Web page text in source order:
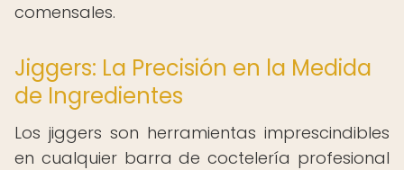
comensales.
Jiggers: La Precisión en la Medida
de Ingredientes
Los jiggers son herramientas imprescindibles
en cualquier barra de coctelería profesional